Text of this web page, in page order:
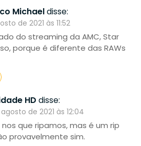
Michaeldisse:
de 2021 às 11:52
do streaming da AMC, Star
porque é diferente das RAWs
HD disse:
de 2021 às 12:04
que ripamos, mas é um rip
provavelmente sim.